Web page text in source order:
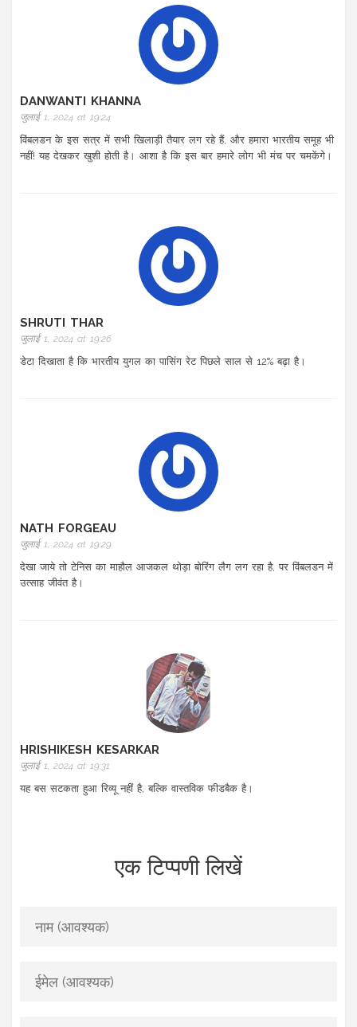
DANWANTI KHANNA
जुलाई 1, 2024 at 19:24
विंबलडन के इस सत्र में सभी खिलाड़ी तैयार लग रहे हैं, और हमारा भारतीय समूह भी
नहीं! यह देखकर खुशी होती है। आशा है कि इस बार हमारे लोग भी मंच पर चमकेंगे।
SHRUTI THAR
जुलाई 1, 2024 at 19:26
डेटा दिखाता है कि भारतीय युगल का पासिंग रेट पिछले साल से 12% बढ़ा है।
NATH FORGEAU
जुलाई 1, 2024 at 19:29
देखा जाये तो टेनिस का माहौल आजकल थोड़ा बोरिंग लैग लग रहा है, पर विंबलडन में
उत्साह जीवंत है।
HRISHIKESH KESARKAR
जुलाई 1, 2024 at 19:31
यह बस सटकता हुआ रिव्यू नहीं है, बल्कि वास्तविक फीडबैक है।
एक टिप्पणी लिखें